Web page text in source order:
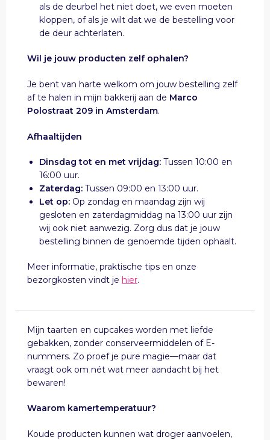
als de deurbel het niet doet, we even moeten
kloppen, of als je wilt dat we de bestelling voor
de deur achterlaten.
Wil je jouw producten zelf ophalen?
Je bent van harte welkom om jouw bestelling zelf
af te halen in mijn bakkerij aan de Marco
Polostraat 209 in Amsterdam.
Afhaaltijden
Dinsdag tot en met vrijdag: Tussen 10:00 en
16:00 uur.
Zaterdag: Tussen 09:00 en 13:00 uur.
Let op: Op zondag en maandag zijn wij
gesloten en zaterdagmiddag na 13:00 uur zijn
wij ook niet aanwezig. Zorg dus dat je jouw
bestelling binnen de genoemde tijden ophaalt.
Meer informatie, praktische tips en onze
bezorgkosten vindt je hier.
Mijn taarten en cupcakes worden met liefde
gebakken, zonder conserveermiddelen of E-
nummers. Zo proef je pure magie—maar dat
vraagt ook om nét wat meer aandacht bij het
bewaren!
Waarom kamertemperatuur?
Koude producten kunnen wat droger aanvoelen,